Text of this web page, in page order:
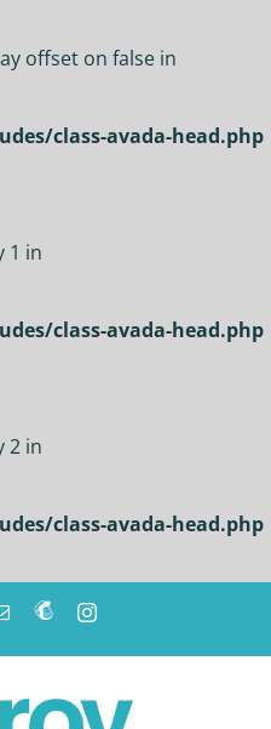
offset on false in
class-avada-head.php
1 in
class-avada-head.php
2 in
class-avada-head.php
EmailNewsletter!Instagram